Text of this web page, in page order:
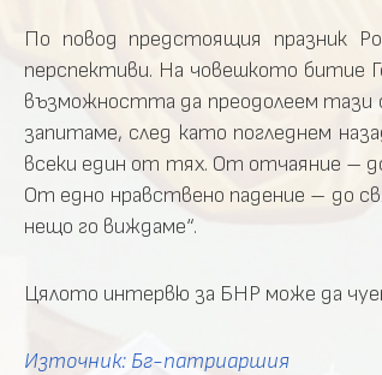
По повод предстоящия празник
перспективи. На човешкото битие
възможността да преодолеем тази
запитаме, след като погледнем
всеки един от тях. От отчаяние –
От едно нравствено падение – до
нещо го виждаме“.
Цялото интервю за БНР може да
Източник: Бг-патриаршия